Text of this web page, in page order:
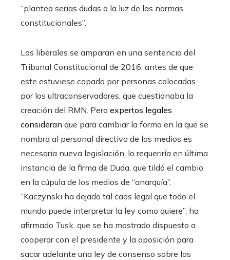
“plantea serias dudas a la luz de las normas
constitucionales”.
Los liberales se amparan en una sentencia del
Tribunal Constitucional de 2016, antes de que
este estuviese copado por personas colocadas
por los ultraconservadores, que cuestionaba la
creación del RMN. Pero expertos legales
consideran que para cambiar la forma en la que se
nombra al personal directivo de los medios es
necesaria nueva legislación, lo requeriría en última
instancia de la firma de Duda, que tildó el cambio
en la cúpula de los medios de “anarquía”.
“Kaczynski ha dejado tal caos legal que todo el
mundo puede interpretar la ley como quiere”, ha
afirmado Tusk, que se ha mostrado dispuesto a
cooperar con el presidente y la oposición para
sacar adelante una ley de consenso sobre los